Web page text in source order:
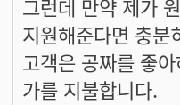
그런데 만약 제가
지원해준다면 충분
고객은 공짜를 좋
가를 지불합니다.